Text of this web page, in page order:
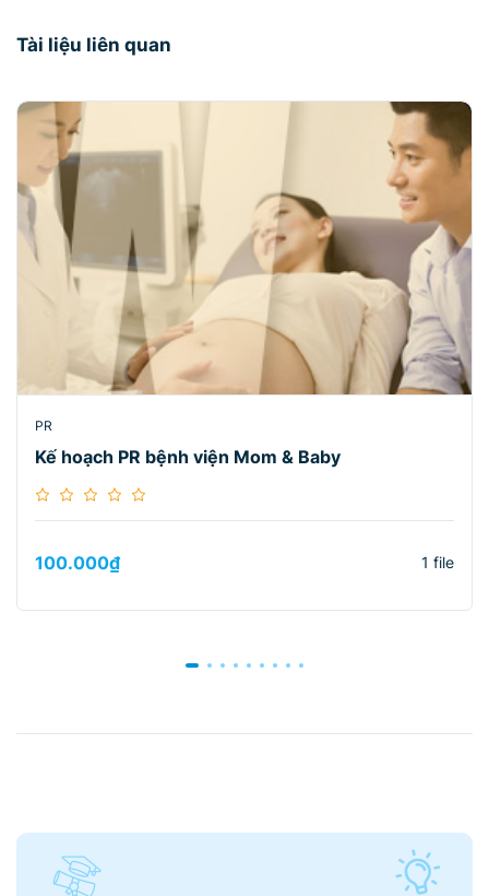
Tài liệu liên quan
PR
Kế hoạch PR bệnh viện Mom & Baby
100.000₫ 1 file